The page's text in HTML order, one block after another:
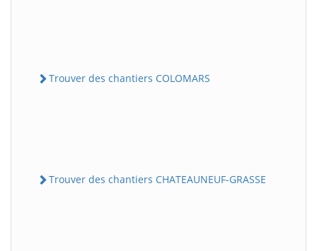
Trouver des chantiers COLOMARS
Trouver des chantiers CHATEAUNEUF-GRASSE